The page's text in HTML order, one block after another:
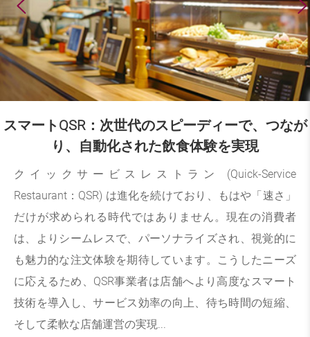
スマートQSR：次世代のスピーディーで、つなが
り、自動化された飲食体験を実現
クイックサービスレストラン (Quick-Service
Restaurant：QSR) は進化を続けており、もはや「速さ」
だけが求められる時代ではありません。現在の消費者
は、よりシームレスで、パーソナライズされ、視覚的に
も魅力的な注文体験を期待しています。こうしたニーズ
に応えるため、QSR事業者は店舗へより高度なスマート
技術を導入し、サービス効率の向上、待ち時間の短縮、
そして柔軟な店舗運営の実現...